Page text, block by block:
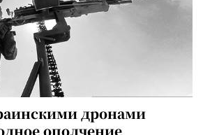
дронами
ополчение